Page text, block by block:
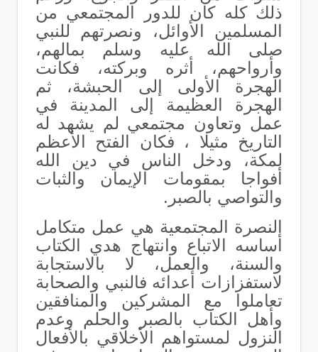
ذلك كله كان للدور المجتمعي من
المسلمين الأوائل، ونصرتهم للنبي
صلى الله عليه وسلم بمالهم،
وأرواحهم، أثره وبركته، فكانت
الهجرة الأولى إلى الحبشة، ثم
الهجرة العظيمة إلى المدينة في
عمل وتعاون مجتمعي لم يشهد له
التاريخ مثيلا ، فكان الفتح الأعظم
لمكة، ودخل الناس في دين الله
أفواجا بمقومات الإيمان والثبات
والتواصي بالصبر.
النصرة المجتمعية هي عمل متكامل
أساسه الاتباع وانتهاج هدي الكتاب
والسنة، والعمل، لا بالاستجابة
لاستفزازات أعدائه فالنبي والصحابة
تعاملوا مع المشركين والمنافقين
وأهل الكتاب بالصبر والحلم وعدم
النزول لمستواهم الأخلاقي بالأفعال